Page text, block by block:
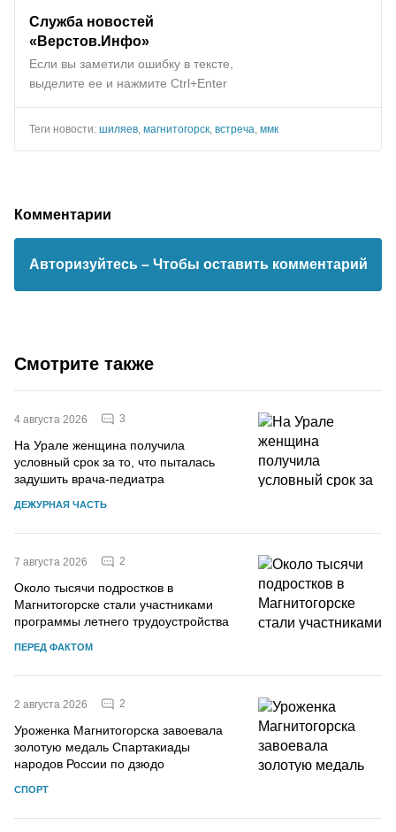
Служба новостей
«Верстов.Инфо»
Если вы заметили ошибку в тексте,
выделите ее и нажмите Ctrl+Enter
Теги новости: шиляев магнитогорск встреча ммк
Комментарии
Авторизуйтесь – Чтобы оставить комментарий
Смотрите также
4 августа 2026 3
На Урале женщина получила
условный срок за то, что пыталась
задушить врача-педиатра
ДЕЖУРНАЯ ЧАСТЬ
7 августа 2026 2
Около тысячи подростков в
Магнитогорске стали участниками
программы летнего трудоустройства
ПЕРЕД ФАКТОМ
2 августа 2026 2
Уроженка Магнитогорска завоевала
золотую медаль Спартакиады
народов России по дзюдо
СПОРТ